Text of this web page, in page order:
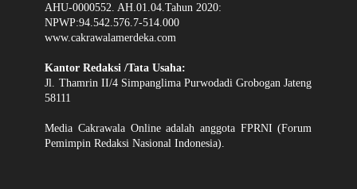
AHU-0000552. AH.01.04.Tahun 2020:
NPWP:94.542.576.7-514.000
www.cakrawalamerdeka.com
Kantor Redaksi /Tata Usaha:
Jl. Thamrin II/4 Simpanglima Purwodadi Grobogan Jateng
58111
Media Cakrawala Online adalah anggota FPRNI (Forum
Pemimpin Redaksi Nasional Indonesia).